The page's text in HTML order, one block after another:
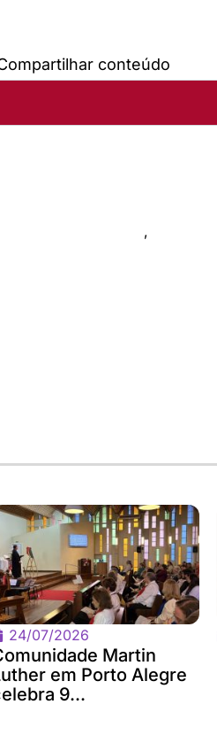
conteúdo
,
24/07/2026
Martin
em Porto Alegre
9...